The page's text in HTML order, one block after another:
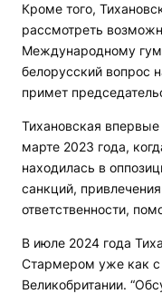
Кроме того,
рассмотреть
Международному
белорусский вопрос
примет
Тихановская впервые
марте 2023 года,
находилась в
санкций,
ответственности,
В июле 2024 года
Стармером уже как
Великобритании.